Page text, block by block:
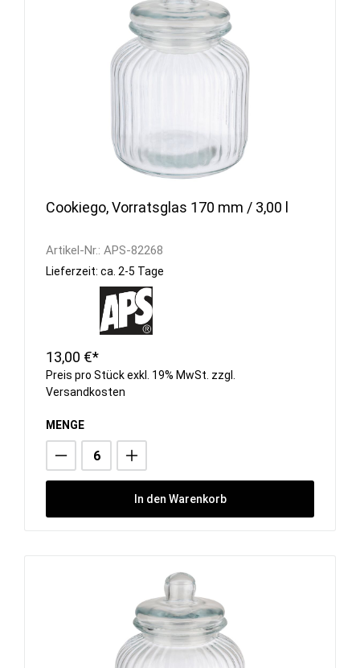
Cookiego, Vorratsglas 170 mm / 3,00 l
Artikel-Nr.: APS-82268
Lieferzeit: ca. 2-5 Tage
13,00 €*
Preis pro Stück exkl. 19% MwSt. zzgl.
Versandkosten
MENGE
In den Warenkorb